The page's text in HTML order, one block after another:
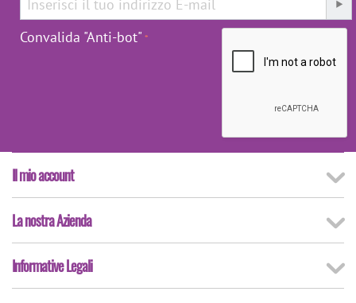
Convalida "Anti-bot"
Il mio account
La nostra Azienda
Informative Legali